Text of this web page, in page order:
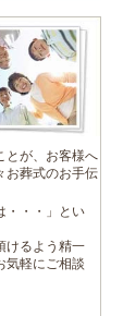
とが、お客様へ
お葬式のお手伝
・・・」とい
けるよう精一
気軽にご相談